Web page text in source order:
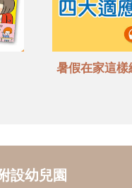
暑假在家這
設幼兒園